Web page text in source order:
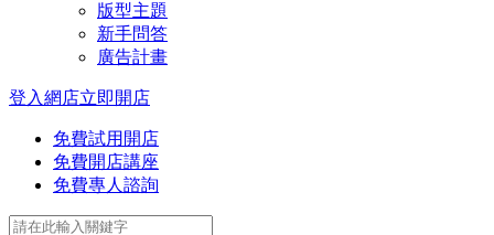
版型主題
新手問答
廣告計畫
登入網店立即開店
免費試用開店
免費開店講座
免費專人諮詢